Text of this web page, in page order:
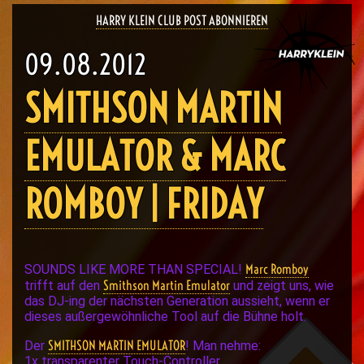
HARRY KLEIN CLUB POST ABONNIEREN
09.08.2012
SMITHSON MARTIN
EMULATOR & MARC
ROMBOY | FRIDAY
SOUNDS LIKE MORE THAN SPECIAL! Marc Romboy
trifft auf den Smithson Martin Emulator und zeigt uns, wie
das DJ-ing der nächsten Generation aussieht, wenn er
dieses außergewöhnliche Tool auf die Bühne holt.
Der SMITHSON MARTIN EMULATOR! Man nehme:
1x transparenter Touch-Controller